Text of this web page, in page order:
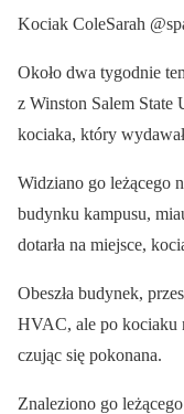
Kociak ColeSarah
Około dwa tygodnie
z Winston Salem State
kociaka, który
Widziano go leżącego
budynku kampusu,
dotarła na miejsce,
Obeszła budynek,
HVAC, ale po kociaku
czując się pokonana.
Znaleziono go